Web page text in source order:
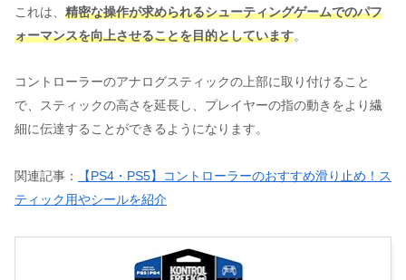
これは、 精密な操作が求められるシューティングゲームでのパフ
ォーマンスを向上させることを目的としています。
コントローラーのアナログスティックの上部に取り付けること
で、スティックの高さを延長し、プレイヤーの指の動きをより繊
細に伝達することができるようになります。
関連記事：
【PS4・PS5】コントローラーのおすすめ滑り止め！ス
ティック用やシールを紹介